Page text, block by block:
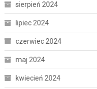
sierpień 2024
lipiec 2024
czerwiec 2024
maj 2024
kwiecień 2024